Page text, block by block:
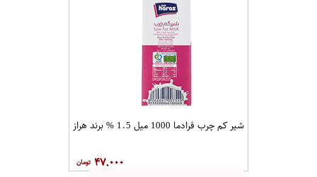
شیر کم چرب فرادما 1000 میل 1.5 % برند هراز
۴۷,۰۰۰